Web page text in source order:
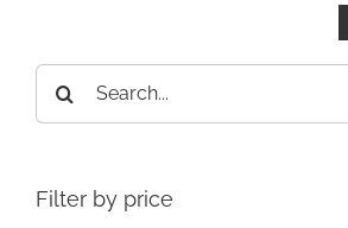
Filter by price